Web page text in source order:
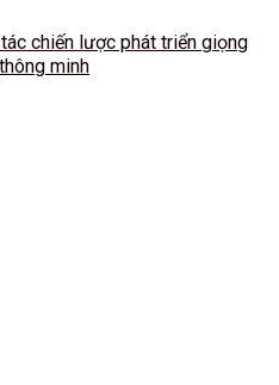
chiến lược phát triển giọng
minh